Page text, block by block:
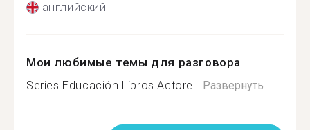
английский
Мои любимые темы для разговора
Series Educación Libros Actore...Развернуть